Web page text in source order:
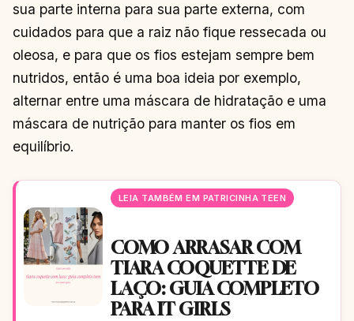
sua parte interna para sua parte externa, com
cuidados para que a raiz não fique ressecada ou
oleosa, e para que os fios estejam sempre bem
nutridos, então é uma boa ideia por exemplo,
alternar entre uma máscara de hidratação e uma
máscara de nutrição para manter os fios em
equilíbrio.
LEIA TAMBÉM EM PATRICINHA TEEN
COMO ARRASAR COM
TIARA COQUETTE DE
LAÇO: GUIA COMPLETO
PARA IT GIRLS